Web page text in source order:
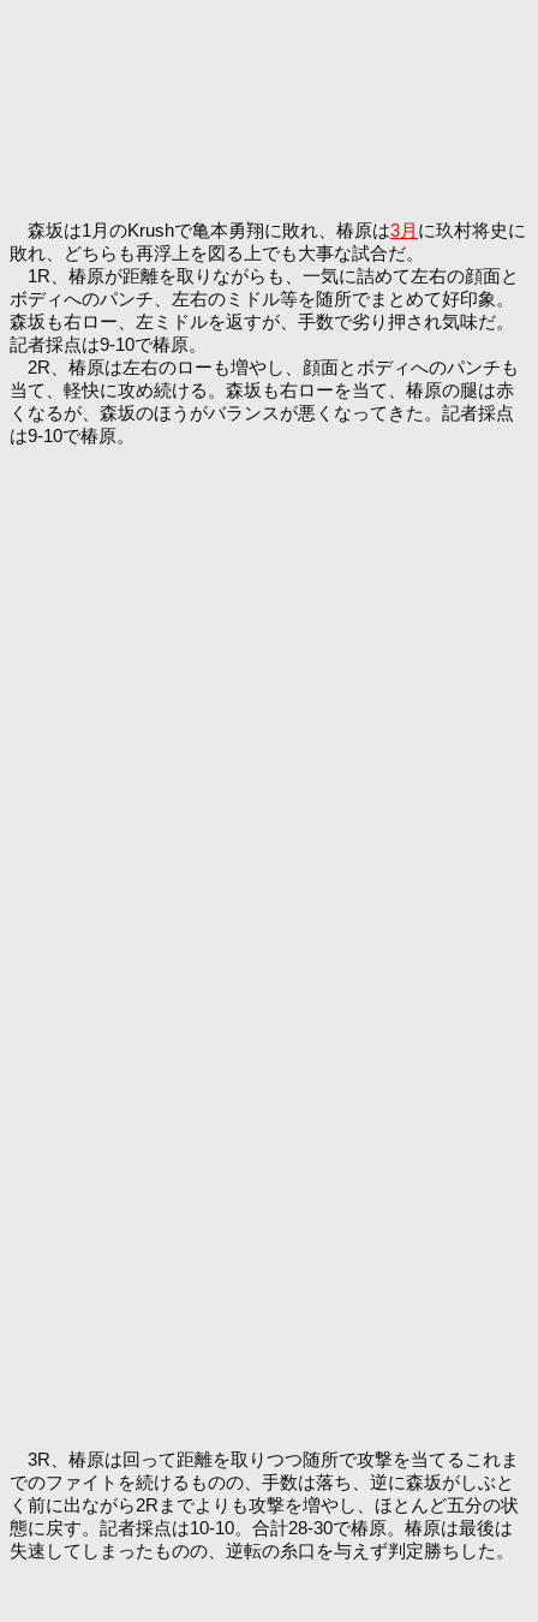
森坂は1月のKrushで亀本勇翔に敗れ、椿原は3月 に玖村将史に
敗れ、どちらも再浮上を図る上でも大事な試合だ。
1R、椿原が距離を取りながらも、一気に詰めて左右の顔面と
ボディへのパンチ、左右のミドル等を随所でまとめて好印象。
森坂も右ロー、左ミドルを返すが、手数で劣り押され気味だ。
記者採点は9-10で椿原。
2R、椿原は左右のローも増やし、顔面とボディへのパンチも
当て、軽快に攻め続ける。森坂も右ローを当て、椿原の腿は赤
くなるが、森坂のほうがバランスが悪くなってきた。記者採点
は9-10で椿原。
3R、椿原は回って距離を取りつつ随所で攻撃を当てるこれま
でのファイトを続けるものの、手数は落ち、逆に森坂がしぶと
く前に出ながら2Rまでよりも攻撃を増やし、ほとんど五分の状
態に戻す。記者採点は10-10。合計28-30で椿原。椿原は最後は
失速してしまったものの、逆転の糸口を与えず判定勝ちした。